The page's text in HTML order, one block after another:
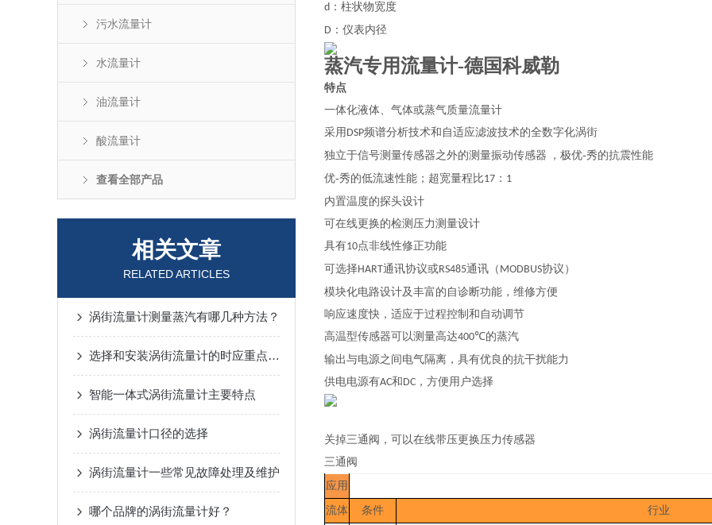
污水流量计
水流量计
油流量计
酸流量计
查看全部产品
相关文章
RELATED ARTICLES
涡街流量计测量蒸汽有哪几种方法？
选择和安装涡街流量计的时应重点考虑什么？
智能一体式涡街流量计主要特点
涡街流量计口径的选择
涡街流量计一些常见故障处理及维护
哪个品牌的涡街流量计好？
d ：柱状物宽度
D ：仪表内径
蒸汽专用流量计-德国科威勒
特点
一体化液体、气体或蒸气质量流量计
采用 DSP频谱分析技术和自适应滤波技术的全数字化涡街
独立于信号测量传感器之外的测量振动传感器
，极优-秀的抗震性能
优-秀的低流速性能；超宽量程比17 ： 1
内置温度的探头设计
可在线更换的检测压力测量设计
具有10点非线性修正功能
可选择HART通讯协议或RS485通讯（ MODBUS协议）
模块化电路设计及丰富的自诊断功能，维修方便
响应速度快，适应于过程控制和自动调节
高温型传感器可以测量高达400℃的蒸汽
输出与电源之间电气隔离，具有优良的抗干扰能力
供电电源有AC和 DC ，方便用户选择
关掉三通阀，可以在线带压更换压力传感器
三通阀
应用
流体 条件 行业